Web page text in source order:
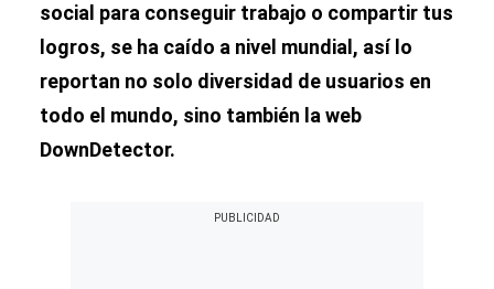
social para conseguir trabajo o compartir tus
logros, se ha caído a nivel mundial, así lo
reportan no solo diversidad de usuarios en
todo el mundo, sino también la web
DownDetector.